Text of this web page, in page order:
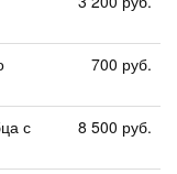
700 руб.
с
8 500 руб.